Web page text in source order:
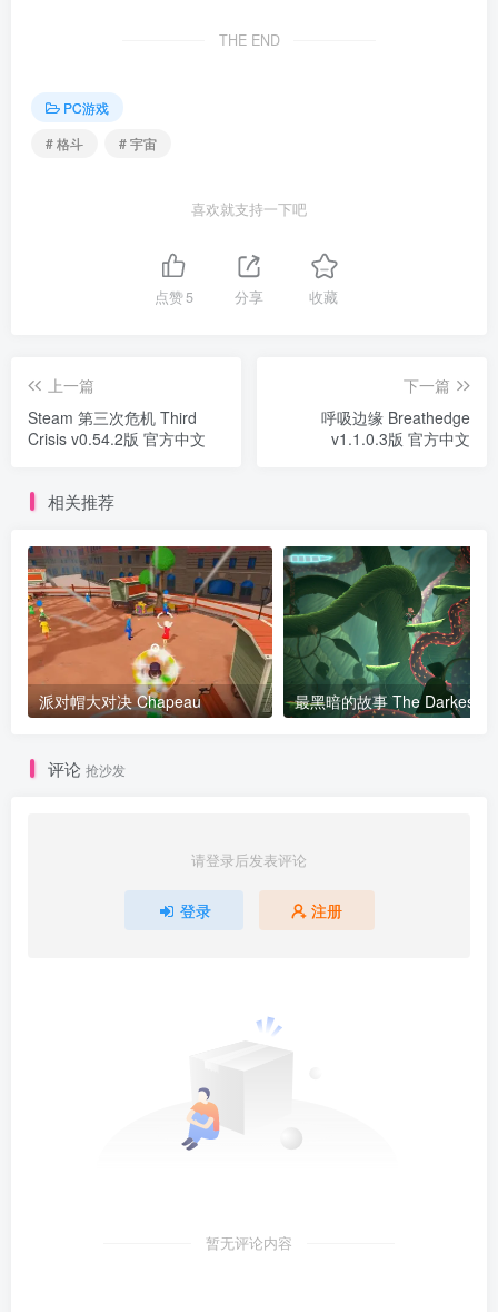
THE END
PC游戏
# 格斗
# 宇宙
喜欢就支持一下吧
点赞5 分享 收藏
上一篇
Steam 第三次危机 Third
Crisis v0.54.2版 官方中文
下一篇
呼吸边缘 Breathedge
v1.1.0.3版 官方中文
相关推荐
派对帽大对决 Chapeau
评论 抢沙发
请登录后发表评论
登录 注册
暂无评论内容